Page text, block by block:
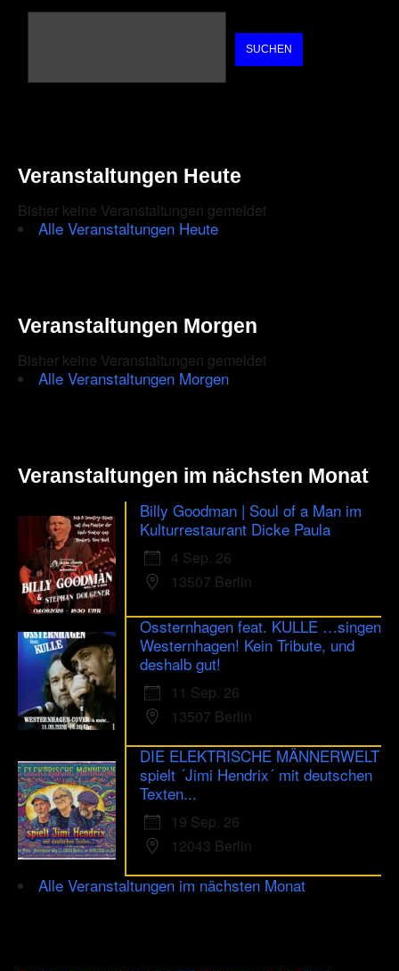
SUCHEN
Veranstaltungen Heute
Bisher keine Veranstaltungen gemeldet
Alle Veranstaltungen Heute
Veranstaltungen Morgen
Bisher keine Veranstaltungen gemeldet
Alle Veranstaltungen Morgen
Veranstaltungen im nächsten Monat
Billy Goodman | Soul of a Man im
Kulturrestaurant Dicke Paula
4 Sep. 26
13507 Berlin
Ossternhagen feat. KULLE …singen
Westernhagen! Kein Tribute, und
deshalb gut!
11 Sep. 26
13507 Berlin
DIE ELEKTRISCHE MÄNNERWELT
spielt ´Jimi Hendrix´ mit deutschen
Texten...
19 Sep. 26
12043 Berlin
Alle Veranstaltungen im nächsten Monat